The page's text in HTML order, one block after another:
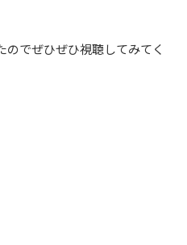
でぜひぜひ視聴してみてく